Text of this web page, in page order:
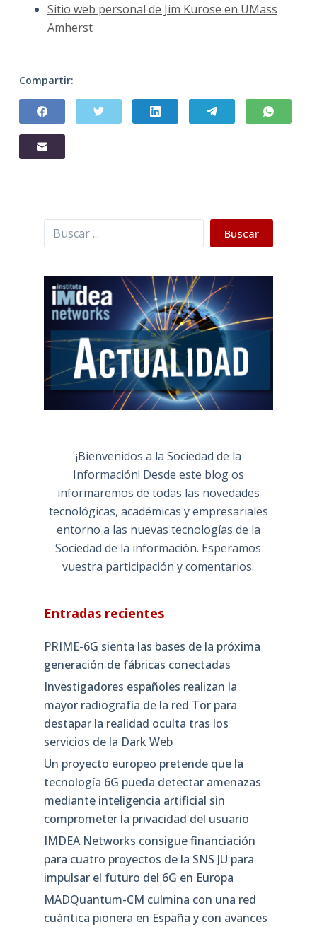
Sitio web personal de Jim Kurose en UMass
Amherst
Compartir:
Buscar Buscar
¡Bienvenidos a la Sociedad de la
Información! Desde este blog os
informaremos de todas las novedades
tecnológicas, académicas y empresariales
entorno a las nuevas tecnologías de la
Sociedad de la información. Esperamos
vuestra participación y comentarios.
Entradas recientes
PRIME-6G sienta las bases de la próxima
generación de fábricas conectadas
Investigadores españoles realizan la
mayor radiografía de la red Tor para
destapar la realidad oculta tras los
servicios de la Dark Web
Un proyecto europeo pretende que la
tecnología 6G pueda detectar amenazas
mediante inteligencia artificial sin
comprometer la privacidad del usuario
IMDEA Networks consigue financiación
para cuatro proyectos de la SNS JU para
impulsar el futuro del 6G en Europa
MADQuantum-CM culmina con una red
cuántica pionera en España y con avances